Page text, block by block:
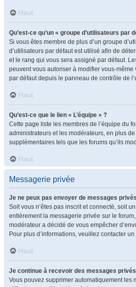
Haut
Qu’est-ce qu’un « groupe d’utilisateurs par
Si vous êtes membre de plus d’un groupe
d’utilisateurs par défaut est utilisé afin de
et le rang qui vous sera assigné par défaut.
peuvent vous autoriser à modifier vous-même
par défaut depuis le panneau de contrôle de
Haut
Qu’est-ce que le lien « L’équipe » ?
Cette page liste les membres de l’équipe du
administrateurs et les modérateurs, en plus
supplémentaires tels que les forums qu’ils
Haut
Messagerie privée
Je ne peux pas envoyer de messages
Soit vous n’êtes pas inscrit et connecté, soit
entièrement la messagerie privée sur le
modérateur a décidé de vous empêcher
Pour plus d’informations, veuillez contacter
Haut
Je continue à recevoir des messages
Vous pouvez supprimer automatiquement les